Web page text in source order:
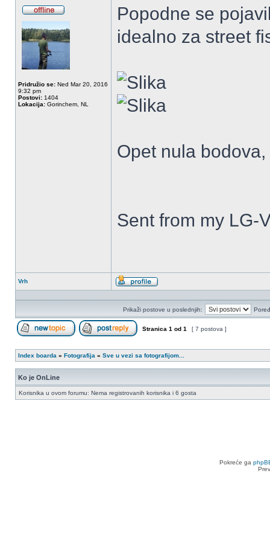
Pridružio se: Ned Mar 20, 2016
9:32 pm
Postovi: 1404
Lokacija: Gorinchem, NL
Popodne se
idealno za street
Opet nula
Sent from my LG-
Vrh
Profil
Prikaži postove u poslednjih:
Stranica 1 od 1 [ 7 postova ]
Index boarda » Fotografija » Sve u vezi sa fotografijom...
Ko je OnLine
Korisnika u ovom forumu: Nema registrovanih korisnika i 6 gosta
Pokreće ga